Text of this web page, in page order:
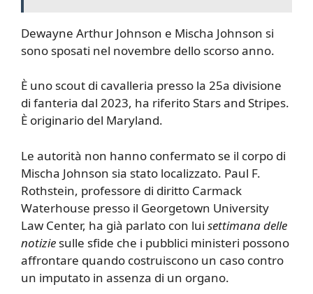
Dewayne Arthur Johnson e Mischa Johnson si
sono sposati nel novembre dello scorso anno.
È uno scout di cavalleria presso la 25a divisione
di fanteria dal 2023, ha riferito Stars and Stripes.
È originario del Maryland.
Le autorità non hanno confermato se il corpo di
Mischa Johnson sia stato localizzato. Paul F.
Rothstein, professore di diritto Carmack
Waterhouse presso il Georgetown University
Law Center, ha già parlato con lui settimana delle
notizie sulle sfide che i pubblici ministeri possono
affrontare quando costruiscono un caso contro
un imputato in assenza di un organo.